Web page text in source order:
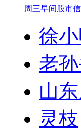
周三早间股市
徐小
老
山
灵枝